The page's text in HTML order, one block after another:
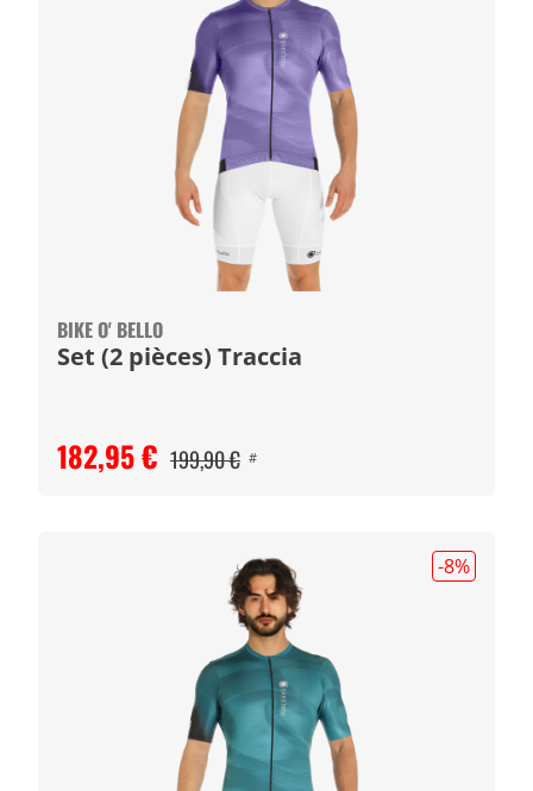
BIKE O' BELLO
Set (2 pièces) Traccia
182,95 € 199,90 € #
-8%